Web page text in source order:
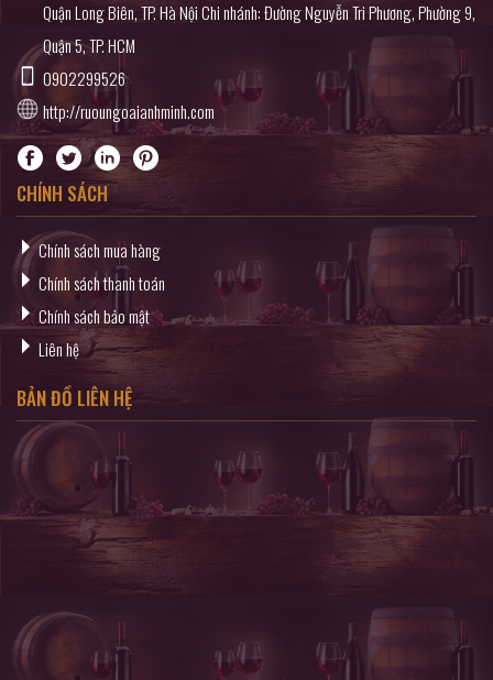
Quận Long Biên, TP. Hà Nội Chi nhánh: Đường Nguyễn Tri Phương, Phường 9,
Quận 5, TP. HCM
0902299526
http://ruoungoaianhminh.com
CHÍNH SÁCH
Chính sách mua hàng
Chính sách thanh toán
Chính sách bảo mật
Liên hệ
BẢN ĐỒ LIÊN HỆ